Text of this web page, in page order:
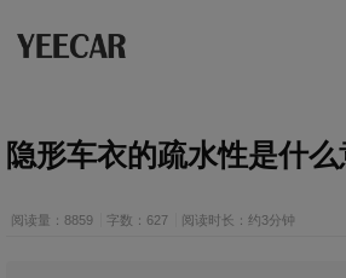
隐形车衣的疏水性是什么
阅读量：8859 字数：627 阅读时长：约3分钟